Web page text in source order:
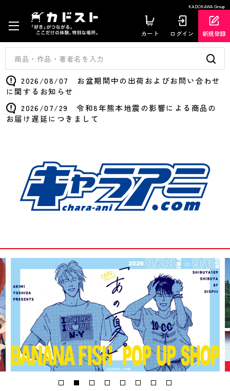
KADOKAWA Group
カート ログイン 新規登録
2026/08/07 お盆期間中の出荷およびお問い合わせ
に関するお知らせ
2026/07/29 令和8年熊本地震の影響による商品の
お届け遅延につきまして